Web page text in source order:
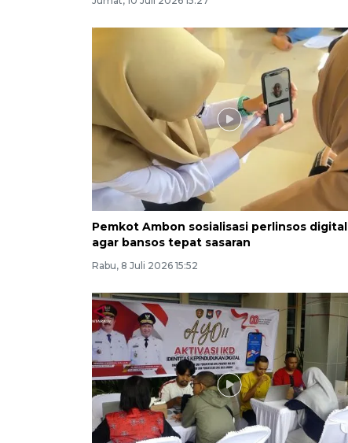
Pemkot Ambon sosialisasi perlinsos digital
agar bansos tepat sasaran
Rabu, 8 Juli 2026 15:52